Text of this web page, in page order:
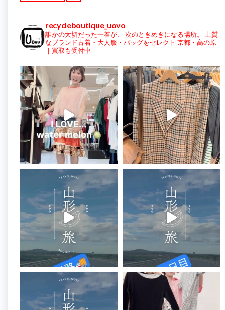
recycleboutique_uovo
誰かの大切だった一着が、 次のときめきになる場所。
上質
なブランド古着・大人服・バッグをセレクト 京都・高の原
｜買取も受付中